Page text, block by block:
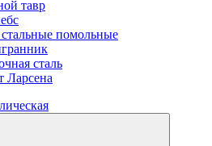
тавр
помольные
сталь